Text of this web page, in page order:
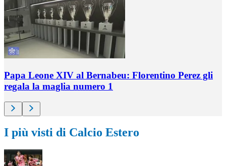
Papa Leone XIV al Bernabeu: Florentino Perez gli
regala la maglia numero 1
I più visti di Calcio Estero